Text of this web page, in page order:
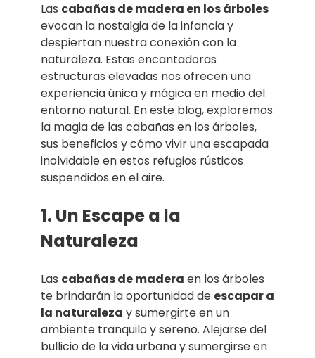
Las cabañas de madera en los árboles
evocan la nostalgia de la infancia y
despiertan nuestra conexión con la
naturaleza. Estas encantadoras
estructuras elevadas nos ofrecen una
experiencia única y mágica en medio del
entorno natural. En este blog, exploremos
la magia de las cabañas en los árboles,
sus beneficios y cómo vivir una escapada
inolvidable en estos refugios rústicos
suspendidos en el aire.
1. Un Escape a la
Naturaleza
Las cabañas de madera en los árboles
te brindarán la oportunidad de escapar a
la naturaleza y sumergirte en un
ambiente tranquilo y sereno. Alejarse del
bullicio de la vida urbana y sumergirse en